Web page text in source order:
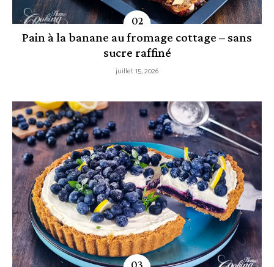
Pain à la banane au fromage cottage – sans
sucre raffiné
juillet 15, 2026